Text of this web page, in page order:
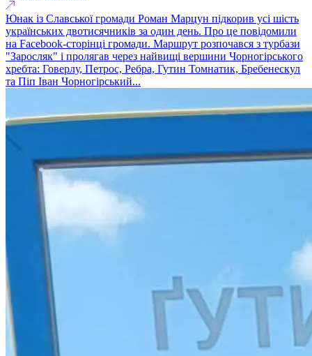
Юнак із Славської громади Роман Марцун підкорив усі шість
українських двотисячників за один день. Про це повідомили
на Facebook-сторінці громади. Маршрут розпочався з турбази
"Заросляк" і пролягав через найвищі вершини Чорногірського
хребта: Говерлу, Петрос, Ребра, Гутин Томнатик, Бребенескул
та Піп Іван Чорногірський...